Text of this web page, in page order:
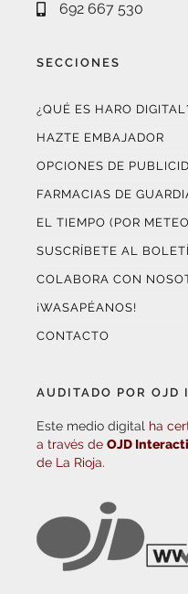
692 667 530
SECCIONES
¿QUÉ ES HARO
HAZTE EMBAJADOR
OPCIONES DE
FARMACIAS DE
EL TIEMPO (POR
SUSCRÍBETE AL
COLABORA CON
¡WASAPÉANOS!
CONTACTO
AUDITADO POR OJD
Este medio digital ha
a través de OJD
de La Rioja.